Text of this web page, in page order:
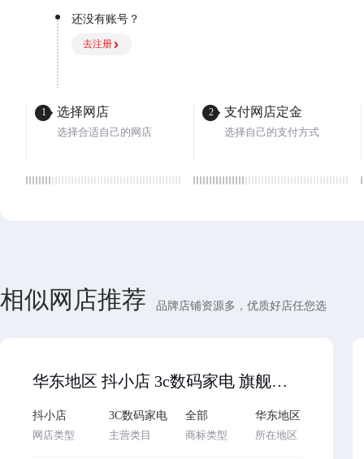
1 选择网店
选择合适自己的网店
还没有账号？
去注册
2 支付网店定金
选择自己的支付方式
相似网店推荐 品牌店铺资源多，优质好店任您选
华东地区 抖小店 3c数码家电 旗舰店 2026年入驻 过户诚心出售 欢迎滴滴…
抖小店
网店类型
3C数码家电
主营类目
全部
商标类型
华东地区
所在地区